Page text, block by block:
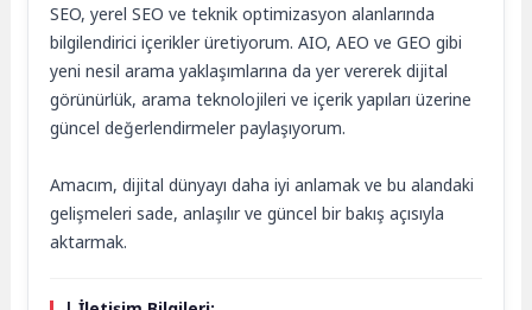
SEO, yerel SEO ve teknik optimizasyon alanlarında
bilgilendirici içerikler üretiyorum. AIO, AEO ve GEO gibi
yeni nesil arama yaklaşımlarına da yer vererek dijital
görünürlük, arama teknolojileri ve içerik yapıları üzerine
güncel değerlendirmeler paylaşıyorum.
Amacım, dijital dünyayı daha iyi anlamak ve bu alandaki
gelişmeleri sade, anlaşılır ve güncel bir bakış açısıyla
aktarmak.